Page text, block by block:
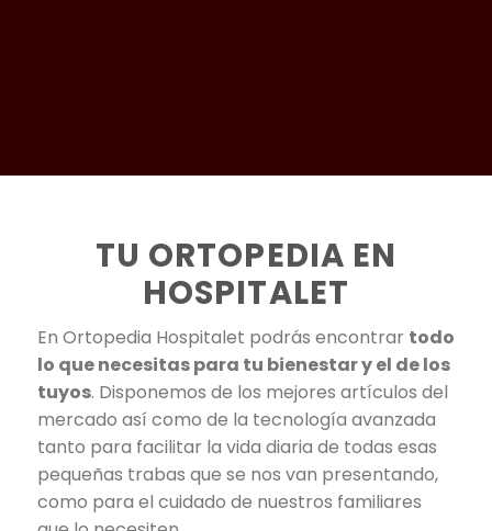
TU ORTOPEDIA EN
HOSPITALET
En Ortopedia Hospitalet podrás encontrar todo
lo que necesitas para tu bienestar y el de los
tuyos. Disponemos de los mejores artículos del
mercado así como de la tecnología avanzada
tanto para facilitar la vida diaria de todas esas
pequeñas trabas que se nos van presentando,
como para el cuidado de nuestros familiares